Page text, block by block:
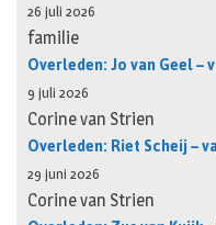
26 juli 2026
familie
Overleden: Jo van Geel –
9 juli 2026
Corine van Strien
Overleden: Riet Scheij –
29 juni 2026
Corine van Strien